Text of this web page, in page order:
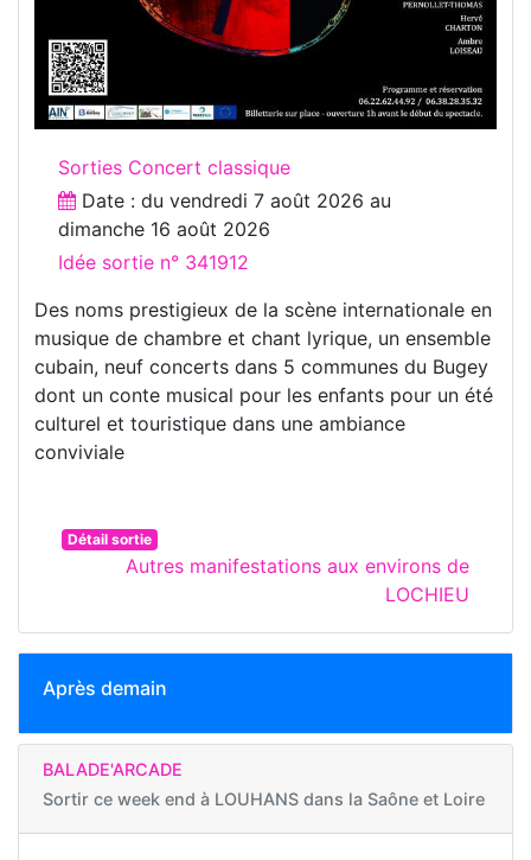
Sorties Concert classique
Date : du vendredi 7 août 2026 au
dimanche 16 août 2026
Idée sortie n° 341912
Des noms prestigieux de la scène internationale en
musique de chambre et chant lyrique, un ensemble
cubain, neuf concerts dans 5 communes du Bugey
dont un conte musical pour les enfants pour un été
culturel et touristique dans une ambiance
conviviale
Détail sortie
Autres manifestations aux environs de
LOCHIEU
Après demain
BALADE'ARCADE
Sortir ce week end à LOUHANS dans la Saône et Loire